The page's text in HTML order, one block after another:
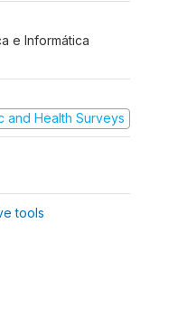
e Informática
and Health Surveys
tools